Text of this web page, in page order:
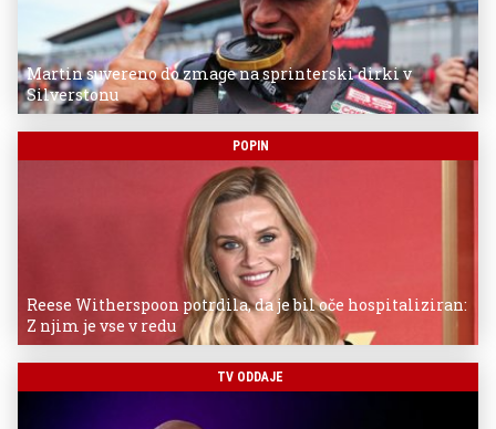
Martin suvereno do zmage na sprinterski dirki v
Silverstonu
POPIN
Reese Witherspoon potrdila, da je bil oče hospitaliziran:
Z njim je vse v redu
TV ODDAJE